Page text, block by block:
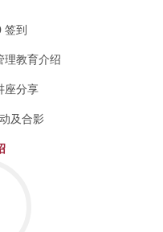
签到
理教育介绍
座分享
及合影